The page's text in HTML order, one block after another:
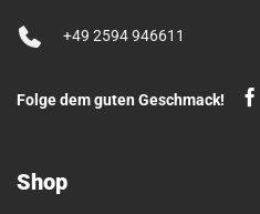
+49 2594 946611
Folge dem guten Geschmack!
Shop